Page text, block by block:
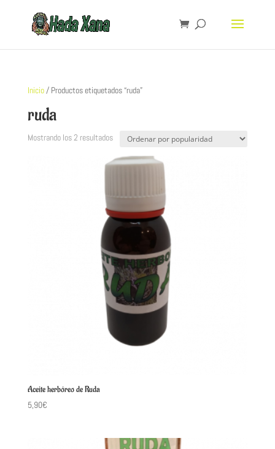
Inicio/ Productos etiquetados “ruda”
ruda
Mostrando los 2 resultados
Aceite herbóreo de Ruda
5,90€